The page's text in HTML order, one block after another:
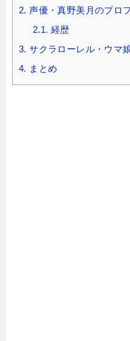
2. 声優・真野美月のプロ
2.1. 経歴
3. サクラローレル・ウマ
4. まとめ